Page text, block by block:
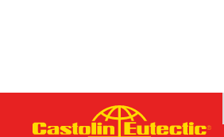
Trdne žice MIG/MAG